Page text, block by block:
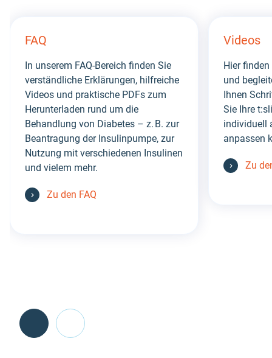
section
FAQ
In unserem FAQ-Bereich finden Sie
verständliche Erklärungen, hilfreiche
Videos und praktische PDFs zum
Herunterladen rund um die
Behandlung von Diabetes – z. B. zur
Beantragung der Insulinpumpe, zur
Nutzung mit verschiedenen Insulinen
und vielem mehr.
Zu den FAQ
Videos
Hier
und
Ihnen
Sie Ihre
individuell
anpassen
Zu